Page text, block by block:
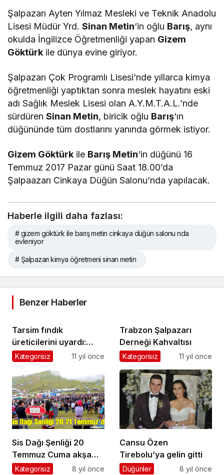
Şalpazarı Ayten Yılmaz Mesleki ve Teknik Anadolu
Lisesi Müdür Yrd.Sinan Metin‘in oğlu Barış, aynı
okulda İngilizce Öğretmenliği yapan Gizem
Göktürk ile dünya evine giriyor.
Şalpazarı Çok Programlı Lisesi’nde yıllarca kimya
öğretmenliği yaptıktan sonra meslek hayatını eski
adı Sağlık Meslek Lisesi olan A.Y.M.T.A.L.’nde
sürdürenSinan Metin, biricik oğlu Barış‘ın
düğününde tüm dostlarını yanında görmek istiyor.
Gizem Göktürk ile Barış Metin‘in düğünü 16
Temmuz 2017 Pazar günü Saat 18.00’da
Şalpaazarı Cinkaya Düğün Salonu’nda yapılacak.
Haberle ilgili daha fazlası:
# gizem göktürk ile barış metin cinkaya düğün salonu nda
evleniyor
# Şalpazarı kimya öğretmeni sinan metin
Benzer Haberler
Tarsim fındık
üreticilerini uyardı:
Vakit kaybetmeyin
Kategorisiz 11 yıl önce
Trabzon Şalpazarı
Derneği Kahvaltısı
Kategorisiz 11 yıl önce
Sis Dağı Şenliği 20
Temmuz Cuma akşamı
başlayacak
Kategorisiz 8 yıl önce
Cansu Özen
Tirebolu’ya gelin gitti
Düğünler 8 yıl önce